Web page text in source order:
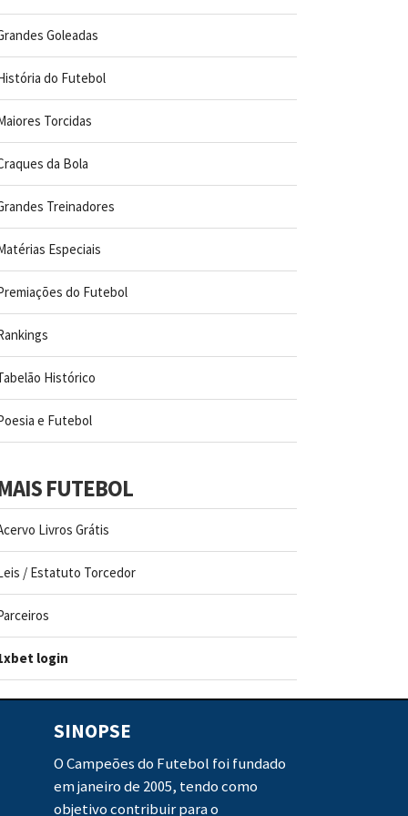
Goleadas
do Futebol
Torcidas
da Bola
Treinadores
Especiais
do Futebol
Histórico
e Futebol
FUTEBOL
Livros Grátis
/ Estatuto Torcedor
login
SINOPSE
O Campeões do Futebol foi fundado
em janeiro de 2005, tendo como
objetivo contribuir para o